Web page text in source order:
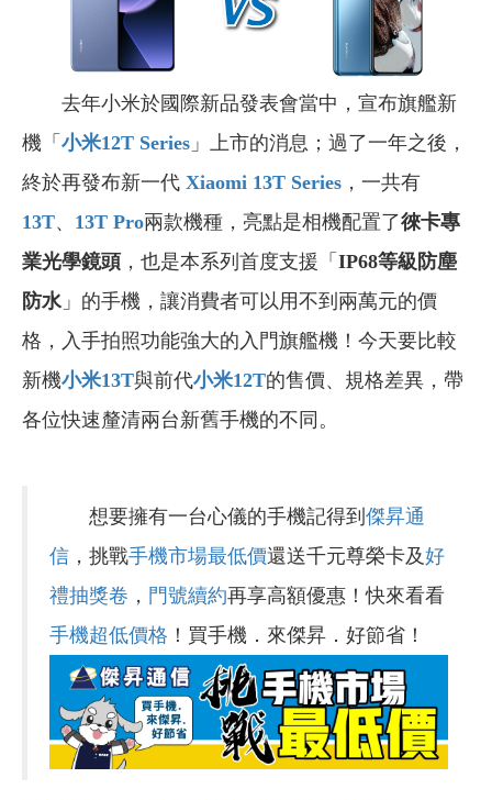
去年小米於國際新品發表會當中，宣布旗艦新
機「 小米12T Series 」上市的消息；過了一年之後，
終於再發布新一代 Xiaomi 13T Series ，一共有
13T、 13T Pro兩款機種，亮點是相機配置了徠卡專
業光學鏡頭 ，也是本系列首度支援「 IP68等級防塵
防水 」的手機，讓消費者可以用不到兩萬元的價
格，入手拍照功能強大的入門旗艦機！今天要比較
新機小米13T與前代小米12T的售價、規格差異，帶
各位快速釐清兩台新舊手機的不同。
想要擁有一台心儀的手機記得到 傑昇通
信 ，挑戰手機市場最低價還送千元尊榮卡及好
禮抽獎卷 ， 門號續約再享高額優惠！快來看看
手機超低價格 ！買手機．來傑昇．好節省！